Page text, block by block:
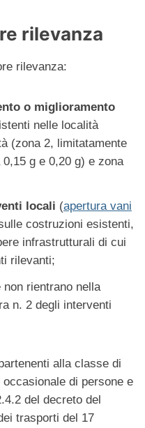
rilevanza
rilevanza:
o miglioramento
nelle località
(zona 2, limitatamente
g e 0,20 g) e zona
locali (apertura vani
costruzioni esistenti,
infrastrutturali di cui
rilevanti;
non rientrano nella
n. 2 degli interventi
alla classe di
di persone e
del decreto del
trasporti del 17